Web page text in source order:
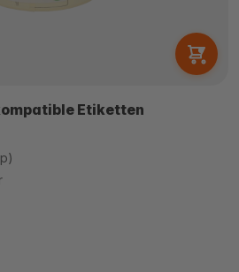
Etiketten